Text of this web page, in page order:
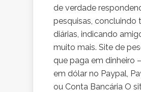
de verdade
pesquisas, concluindo
diárias, indicando
muito mais. Site de
que paga em dinheiro
em dólar no Paypal,
ou Conta Bancária O